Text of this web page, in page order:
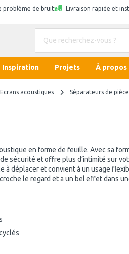
problème de bruit Livraison rapide et
Inspiration Projets À propos
Ecrans acoustiques Séparateurs de
en forme de feuille. Avec sa
sécurité et offre plus d’intimité sur
à déplacer et convient à un usage
le regard et a un bel effet dans